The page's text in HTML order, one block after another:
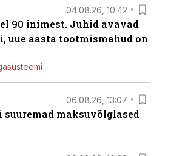
04.08.26, 10:42
90 inimest. Juhid avavad
uue aasta tootmismahud on
06.08.26, 13:07
suuremad maksuvõlglased